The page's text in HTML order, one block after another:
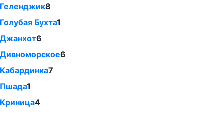
Геленджик8
Голубая Бухта1
Джанхот6
Дивноморское6
Кабардинка7
Пшада1
Криница4